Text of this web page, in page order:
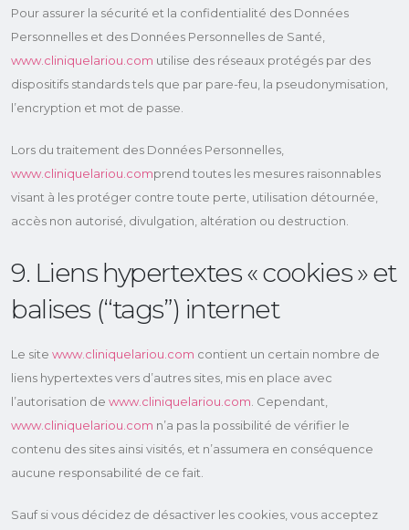
Pour assurer la sécurité et la confidentialité des Données
Personnelles et des Données Personnelles de Santé,
www.cliniquelariou.com utilise des réseaux protégés par des
dispositifs standards tels que par pare-feu, la pseudonymisation,
l’encryption et mot de passe.
Lors du traitement des Données Personnelles,
www.cliniquelariou.comprend toutes les mesures raisonnables
visant à les protéger contre toute perte, utilisation détournée,
accès non autorisé, divulgation, altération ou destruction.
9. Liens hypertextes « cookies » et
balises (“tags”) internet
Le site www.cliniquelariou.com contient un certain nombre de
liens hypertextes vers d’autres sites, mis en place avec
l’autorisation de www.cliniquelariou.com . Cependant,
www.cliniquelariou.com n’a pas la possibilité de vérifier le
contenu des sites ainsi visités, et n’assumera en conséquence
aucune responsabilité de ce fait.
Sauf si vous décidez de désactiver les cookies, vous acceptez